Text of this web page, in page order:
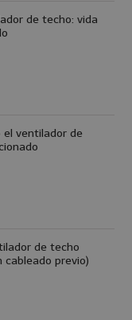
de techo: vida
el ventilador de
de techo
cableado previo)